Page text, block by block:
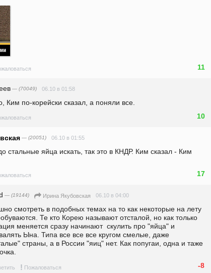
11
— (70049) 06.10 в 01:58
Ким по-корейски сказал, а поняли все.
10
— (20051) 06.10 в 01:55
стальные яйца искать, так это в КНДР. Ким сказал - Ким
17
— (19144) Ирина Якубовская 06.10 в 04:00
смотреть в подобных темах на то как некоторые на лету
Те кто Корею называют отсталой, но как только
меняется сразу начинают  скулить про "яйца" и
Ына. Типа все все все кругом смелые, даже
страны, а в России "яиц" нет. Как попугаи, одна и таже
! Пожаловаться -8